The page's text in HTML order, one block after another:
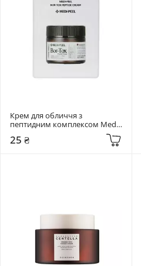
Крем для обличчя з
пептидним комплексом Medi-
Cream
25 ₴